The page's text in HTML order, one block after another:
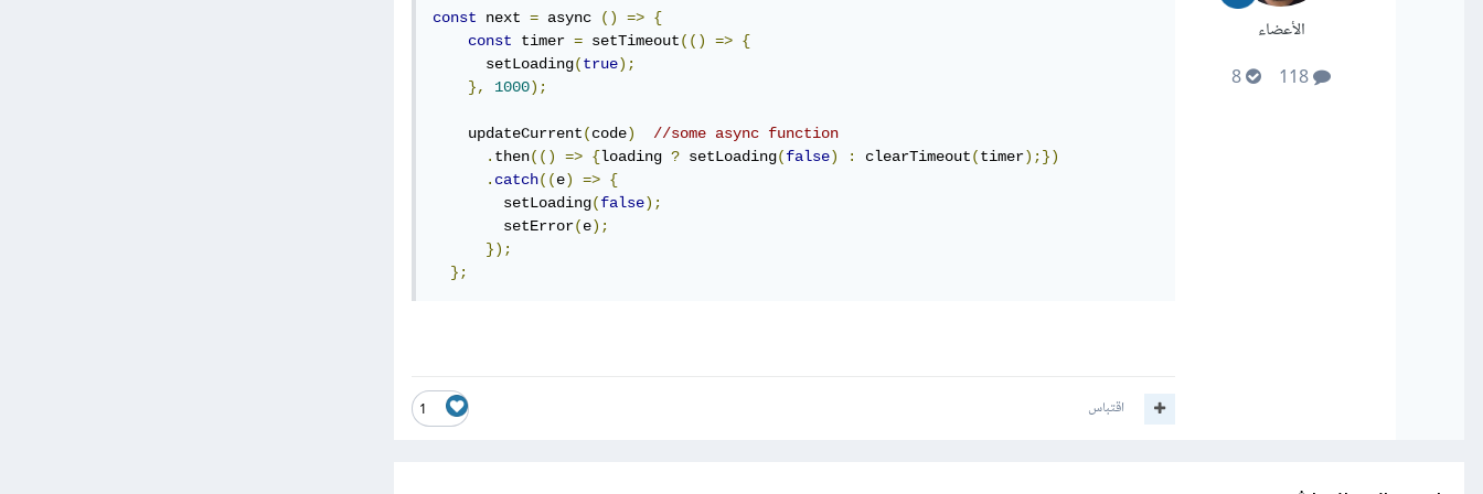
الأعضاء
const next = async () => {
const timer = setTimeout(() => {
      setLoading
(true);
},
1000);
    updateCurrent
(code)
//some async function
. then(() => {loading ? setLoading(false) : clearTimeout(timer);})
. catch((e) => {
        setLoading
(false);
        setError
(e);
});
};
1 اقتباس